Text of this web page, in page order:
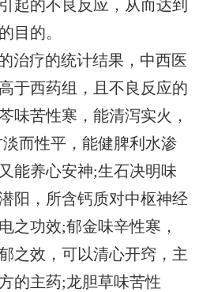
起的不良反应，从而达到
目的。
治疗的统计结果，中西医
于西药组，且不良反应的
味苦性寒，能清泻实火，
而性平，能健脾利水渗
能养心安神;生石决明味
阳，所含钙质对中枢神经
之功效;郁金味辛性寒，
之效，可以清心开窍，主
的主药;龙胆草味苦性